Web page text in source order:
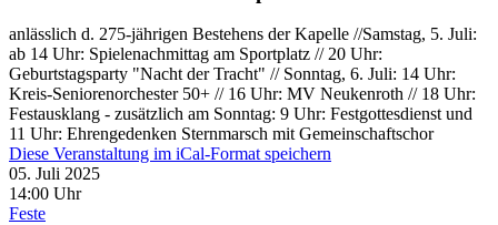
anlässlich d. 275-jährigen Bestehens der Kapelle //Samstag, 5. Juli:
ab 14 Uhr: Spielenachmittag am Sportplatz // 20 Uhr:
Geburtstagsparty "Nacht der Tracht" // Sonntag, 6. Juli: 14 Uhr:
Kreis-Seniorenorchester 50+ // 16 Uhr: MV Neukenroth // 18 Uhr:
Festausklang - zusätzlich am Sonntag: 9 Uhr: Festgottesdienst und
11 Uhr: Ehrengedenken Sternmarsch mit Gemeinschaftschor
Diese Veranstaltung im iCal-Format speichern
05. Juli 2025
14:00 Uhr
Feste